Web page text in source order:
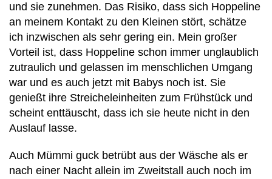
und sie zunehmen. Das Risiko, dass sich Hoppeline
an meinem Kontakt zu den Kleinen stört, schätze
ich inzwischen als sehr gering ein. Mein großer
Vorteil ist, dass Hoppeline schon immer unglaublich
zutraulich und gelassen im menschlichen Umgang
war und es auch jetzt mit Babys noch ist. Sie
genießt ihre Streicheleinheiten zum Frühstück und
scheint enttäuscht, dass ich sie heute nicht in den
Auslauf lasse.
Auch Mümmi guck betrübt aus der Wäsche als er
nach einer Nacht allein im Zweitstall auch noch im